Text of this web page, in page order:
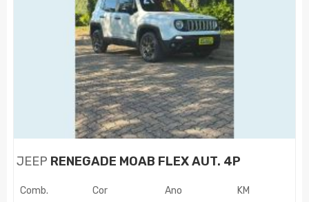
JEEP RENEGADE MOAB FLEX AUT. 4P
Comb. Cor Ano KM